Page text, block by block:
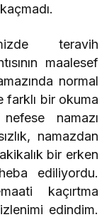
teravih
maalesef
normal
farklı bir okuma
namazı
namazdan
bir erken
ediliyordu.
kaçırtma
izlenimi edindim.